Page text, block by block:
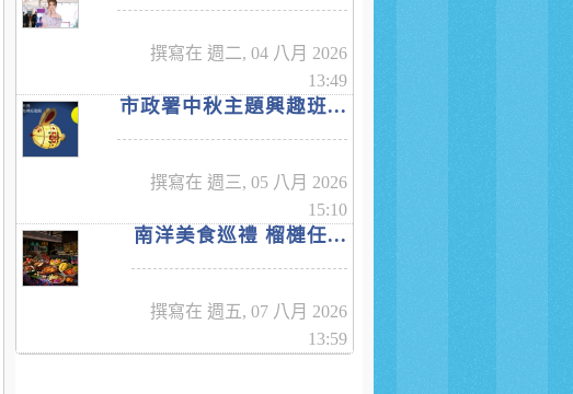
撰寫在 週二, 04 八月 2026
13:49
市政署中秋主題興趣班...
撰寫在 週三, 05 八月 2026
15:10
南洋美食巡禮 榴槤任...
撰寫在 週五, 07 八月 2026
13:59